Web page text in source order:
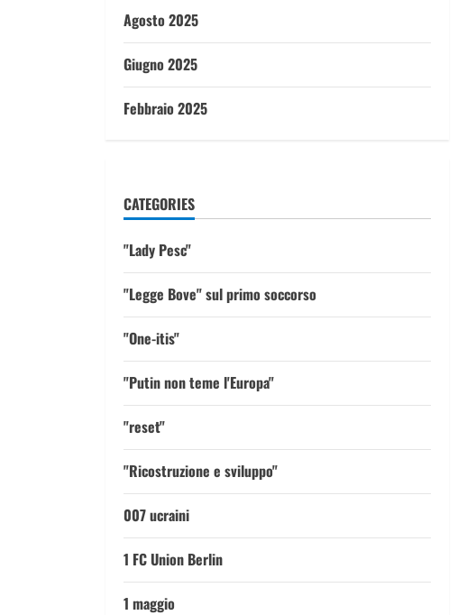
Agosto 2025
Giugno 2025
Febbraio 2025
CATEGORIES
"Lady Pesc"
"Legge Bove" sul primo soccorso
"One-itis"
"Putin non teme l'Europa"
"reset"
"Ricostruzione e sviluppo"
007 ucraini
1 FC Union Berlin
1 maggio